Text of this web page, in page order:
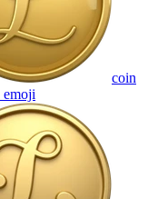
coin
emoji